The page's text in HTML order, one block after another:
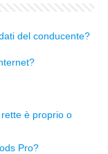
del conducente?
è proprio o
Pro?